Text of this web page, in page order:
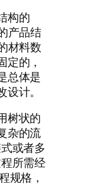
构的
产品结
材料数
定的，
总体是
计。
树状的
杂的流
或者多
所需经
规格，